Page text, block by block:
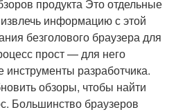
продукта Это отдельные
информацию с этой
безголового браузера для
прост — для него
разработчика.
обзоры, чтобы найти
Большинство браузеров